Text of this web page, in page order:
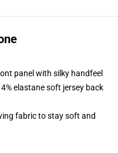
panel with silky handfeel
elastane soft jersey back
fabric to stay soft and